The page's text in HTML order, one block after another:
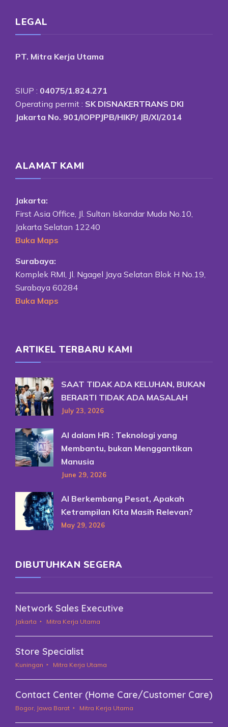
LEGAL
PT. Mitra Kerja Utama
SIUP : 04075/1.824.271
Operating permit : SK DISNAKERTRANS DKI
Jakarta No. 901/IOPPJPB/HIKP/ JB/XI/2014
ALAMAT KAMI
Jakarta:
First Asia Office, Jl. Sultan Iskandar Muda No.10,
Jakarta Selatan 12240
Buka Maps
Surabaya:
Komplek RMI, Jl. Ngagel Jaya Selatan Blok H No.19,
Surabaya 60284
Buka Maps
ARTIKEL TERBARU KAMI
SAAT TIDAK ADA KELUHAN, BUKAN
BERARTI TIDAK ADA MASALAH
July 23, 2026
AI dalam HR : Teknologi yang
Membantu, bukan Menggantikan
Manusia
June 29, 2026
AI Berkembang Pesat, Apakah
Ketrampilan Kita Masih Relevan?
May 29, 2026
DIBUTUHKAN SEGERA
Network Sales Executive
Jakarta Mitra Kerja Utama
Store Specialist
Kuningan Mitra Kerja Utama
Contact Center (Home Care/Customer Care)
Bogor, Jawa Barat Mitra Kerja Utama